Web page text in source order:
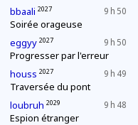
9 h 50
bbaali 2027
Soirée orageuse
9 h 50
eggyy 2027
Progresser par l'erreur
9 h 49
houss 2027
Traversée du pont
9 h 48
loubruh 2029
Espion étranger